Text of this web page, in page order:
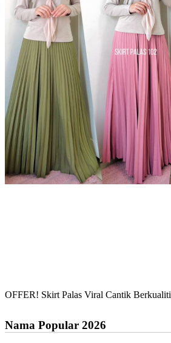
OFFER! Skirt Palas Viral Cantik Berkualiti
Nama Popular 2026